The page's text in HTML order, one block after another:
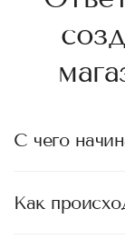
С чего
Как